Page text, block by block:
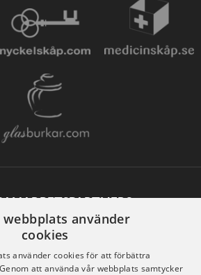
webbplats använder
cookies
använder cookies för att förbättra
att använda vår webbplats samtycker